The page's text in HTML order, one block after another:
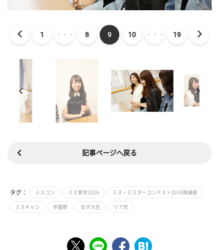
1 ・・・ 8 9 10 ・・・ 19
記事ページへ戻る
タグ： ミスコン ミス青学2016 ミス・ミスターコンテスト2016候補者
ミスキャン 学園祭 女子大生 リア充